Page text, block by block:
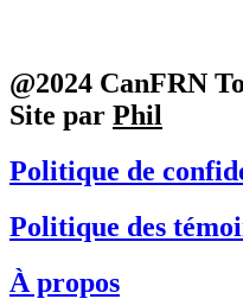
@2024 CanFRN
Site par Phil
Politique de
Politique des
À propos